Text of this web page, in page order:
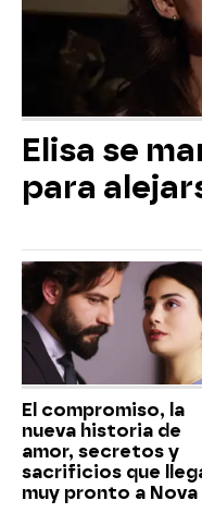
Elisa se
para
El compromiso, la
nueva historia de
amor, secretos y
sacrificios que
muy pronto a Nova